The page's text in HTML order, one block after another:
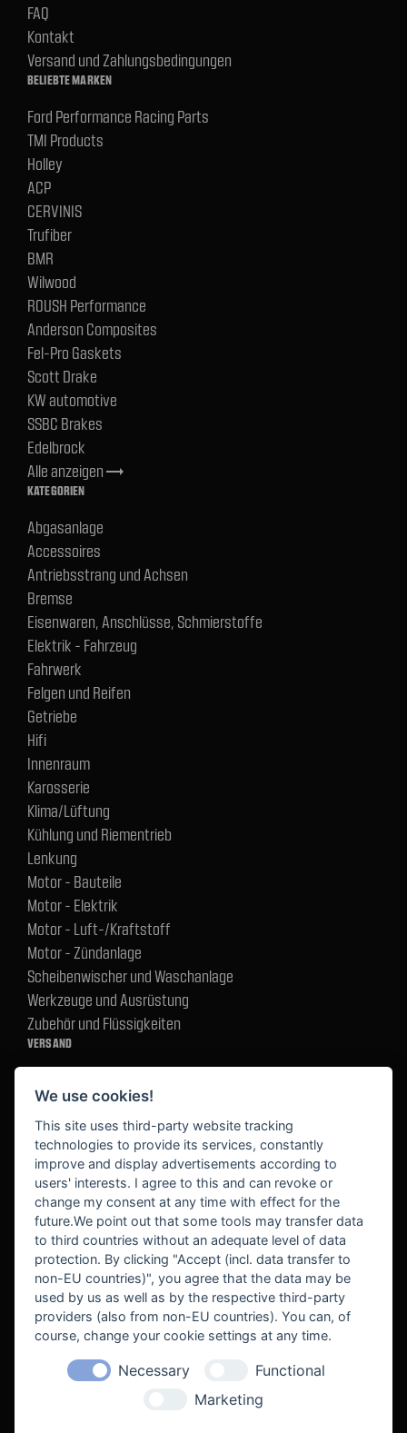
FAQ
Kontakt
Versand und Zahlungsbedingungen
BELIEBTE MARKEN
Ford Performance Racing Parts
TMI Products
Holley
ACP
CERVINIS
Trufiber
BMR
Wilwood
ROUSH Performance
Anderson Composites
Fel-Pro Gaskets
Scott Drake
KW automotive
SSBC Brakes
Edelbrock
Alle anzeigentrending_flat
KATEGORIEN
Abgasanlage
Accessoires
Antriebsstrang und Achsen
Bremse
Eisenwaren, Anschlüsse, Schmierstoffe
Elektrik - Fahrzeug
Fahrwerk
Felgen und Reifen
Getriebe
Hifi
Innenraum
Karosserie
Klima/Lüftung
Kühlung und Riementrieb
Lenkung
Motor - Bauteile
Motor - Elektrik
Motor - Luft-/Kraftstoff
Motor - Zündanlage
Scheibenwischer und Waschanlage
Werkzeuge und Ausrüstung
Zubehör und Flüssigkeiten
VERSAND
BEKANNT AUS
We use cookies!
This site uses third-party website tracking
technologies to provide its services, constantly
improve and display advertisements according to
users' interests. I agree to this and can revoke or
change my consent at any time with effect for the
future.We point out that some tools may transfer data
to third countries without an adequate level of data
protection. By clicking "Accept (incl. data transfer to
non-EU countries)", you agree that the data may be
used by us as well as by the respective third-party
providers (also from non-EU countries). You can, of
course, change your cookie settings at any time.
Necessary
Functional
Marketing